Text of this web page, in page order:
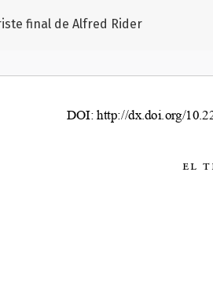
a los detalles del artículo
final de Alfred Rider